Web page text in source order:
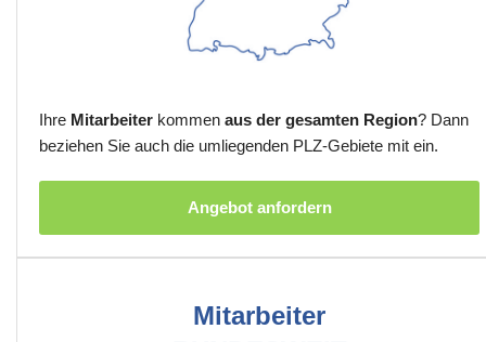
Ihre Mitarbeiter kommen aus der gesamten Region? Dann
beziehen Sie auch die umliegenden PLZ-Gebiete mit ein.
Angebot anfordern
Mitarbeiter